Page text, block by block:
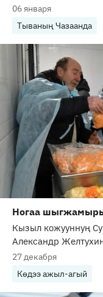
06 января
Тываның Чазаанда
Ногаа
Кызыл кожууннуң
Александр
27 декабря
Көдээ ажыл-агый